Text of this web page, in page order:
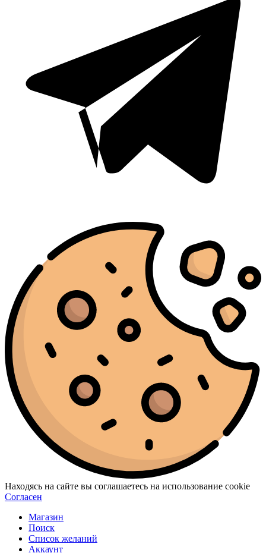
Находясь на сайте вы соглашаетесь на использование cookie
Согласен
Магазин
Поиск
Список желаний
Аккаунт